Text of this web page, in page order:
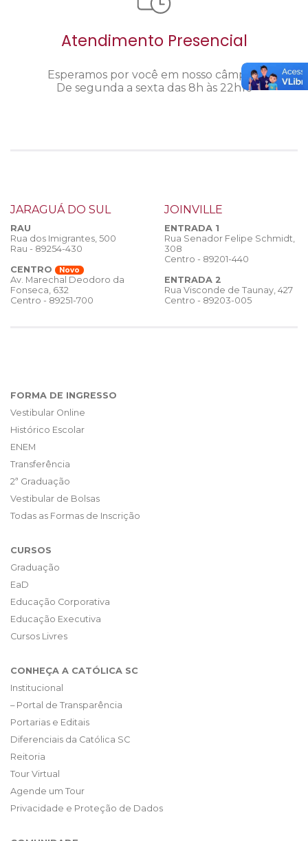
Atendimento Presencial
Esperamos por você em nosso câmpus.
De segunda a sexta das 8h às 22h16
JARAGUÁ DO SUL
RAU
Rua dos Imigrantes, 500
Rau - 89254-430
CENTRO
Novo
Av. Marechal Deodoro da
Fonseca, 632
Centro - 89251-700
JOINVILLE
ENTRADA 1
Rua Senador Felipe Schmidt,
308
Centro - 89201-440
ENTRADA 2
Rua Visconde de Taunay, 427
Centro - 89203-005
FORMA DE INGRESSO
Vestibular Online
Histórico Escolar
ENEM
Transferência
2ª Graduação
Vestibular de Bolsas
Todas as Formas de Inscrição
CURSOS
Graduação
EaD
Educação Corporativa
Educação Executiva
Cursos Livres
CONHEÇA A CATÓLICA SC
Institucional
– Portal de Transparência
Portarias e Editais
Diferenciais da Católica SC
Reitoria
Tour Virtual
Agende um Tour
Privacidade e Proteção de Dados